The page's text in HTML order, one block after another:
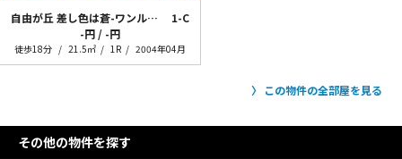
自由が丘 差し色は蒼-ワンルーム編-
1-C
-円 / -円
徒歩18分 21.5㎡ 1R 2004年04月
この物件の全部屋を見る
その他の物件を探す